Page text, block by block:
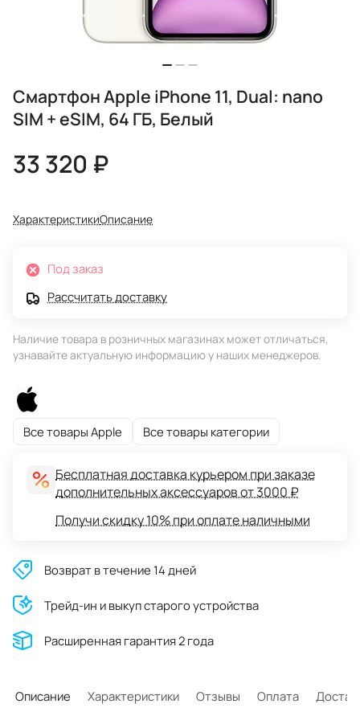
Смартфон Apple iPhone 11, Dual: nano
SIM + eSIM, 64 ГБ, Белый
33 320 ₽
ХарактеристикиОписание
Под заказ
Рассчитать доставку
Наличие товара в розничных магазинах может отличаться,
узнавайте актуальную информацию у наших менеджеров.
Все товары Apple Все товары категории
Бесплатная доставка курьером при заказе
дополнительных аксессуаров от 3000 ₽
Получи скидку 10% при оплате наличными
Возврат в течение 14 дней
Трейд-ин и выкуп старого устройства
Расширенная гарантия 2 года
Описание Характеристики Отзывы Оплата